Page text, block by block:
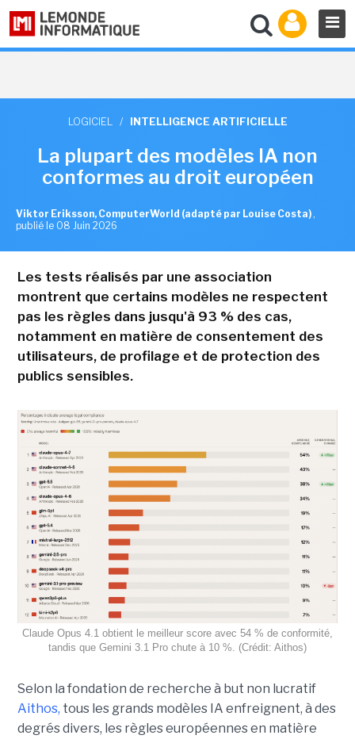
LOGICIEL / INTELLIGENCE ARTIFICIELLE
La plupart des modèles IA non
conformes au droit européen
Viktor Eriksson, ComputerWorld (adapté par Louise Costa) ,
publié le 08 Juin 2026
Les tests réalisés par une association
montrent que certains modèles ne respectent
pas les règles dans jusqu'à 93 % des cas,
notamment en matière de consentement des
utilisateurs, de profilage et de protection des
publics sensibles.
Claude Opus 4.1 obtient le meilleur score avec 54 % de conformité,
tandis que Gemini 3.1 Pro chute à 10 %. (Crédit: Aithos)
Selon la fondation de recherche à but non lucratif
Aithos, tous les grands modèles IA enfreignent, à des
degrés divers, les règles européennes en matière